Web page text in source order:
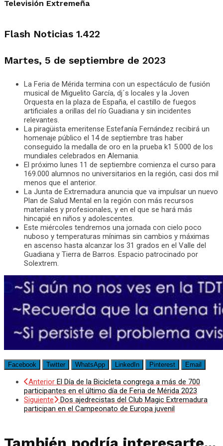
Televisión Extremeña
Flash Noticias 1.422
Martes, 5 de septiembre de 2023
La Feria de Mérida termina con un espectáculo de fusión
musical de Miguelito García, dj´s locales y la Joven
Orquesta en la plaza de España, el castillo de fuegos
artificiales a orillas del río Guadiana y sin incidentes
relevantes.
La piragüista emeritense Estefanía Fernández recibirá un
homenaje público el 14 de septiembre tras haber
conseguido la medalla de oro en la prueba k1 5.000 de los
mundiales celebrados en Alemania.
El próximo lunes 11 de septiembre comienza el curso para
169.000 alumnos no universitarios en la región, casi dos mil
menos que el anterior.
La Junta de Extremadura anuncia que va impulsar un nuevo
Plan de Salud Mental en la región con más recursos
materiales y profesionales, y en el que se hará más
hincapié en niños y adolescentes.
Este miércoles tendremos una jornada con cielo poco
nuboso y temperaturas mínimas sin cambios y máximas
en ascenso hasta alcanzar los 31 grados en el Valle del
Guadiana y Tierra de Barros. Espacio patrocinado por
Solextrem.
Facebook Twitter WhatsApp LinkedIn Pinterest Email
Anterior El Día de la Bicicleta congrega a más de 700
participantes en el último día de Feria de Mérida 2023
Siguiente
Dos ajedrecistas del Club Magic Extremadura
participan en el Campeonato de Europa juvenil